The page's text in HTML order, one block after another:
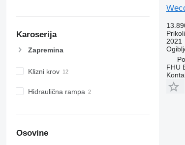
Karoserija
Zapremina
Klizni krov
Hidraulična rampa
Osovine
2021
FHU